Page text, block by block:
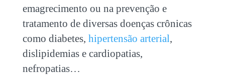
emagrecimento ou na prevenção e
tratamento de diversas doenças crônicas
como diabetes, hipertensão arterial,
dislipidemias e cardiopatias,
nefropatias…